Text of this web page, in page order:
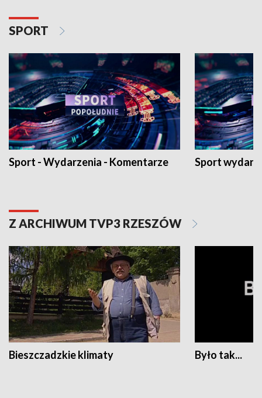
SPORT
Sport - Wydarzenia - Komentarze Sport
Z ARCHIWUM TVP3 RZESZÓW
Bieszczadzkie klimaty Było tak...